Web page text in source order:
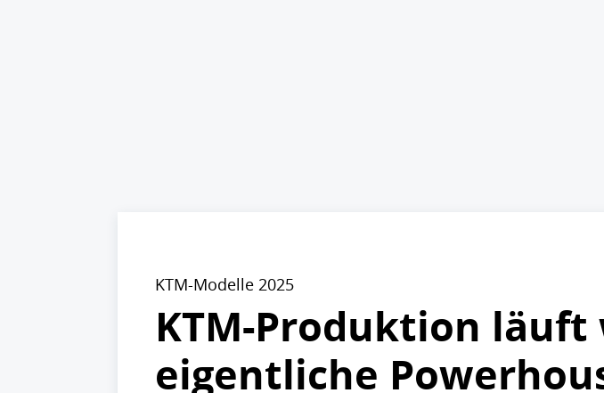
KTM-Modelle 2025
KTM-Produktion läuft
eigentliche